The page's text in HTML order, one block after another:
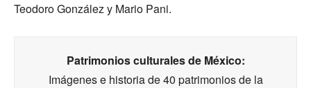
Teodoro González y Mario Pani.
Patrimonios culturales de México:
Imágenes e historia de 40 patrimonios de la